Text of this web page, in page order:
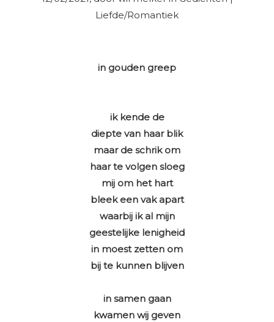
Liefde/Romantiek
in gouden greep
ik kende de
diepte van haar blik
maar de schrik om
haar te volgen sloeg
mij om het hart
bleek een vak apart
waarbij ik al mijn
geestelijke lenigheid
in moest zetten om
bij te kunnen blijven
in samen gaan
kwamen wij geven